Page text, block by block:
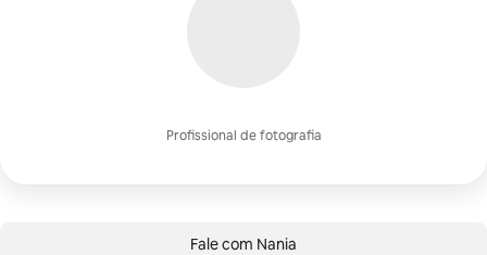
Profissional de fotografia
Fale com Nania